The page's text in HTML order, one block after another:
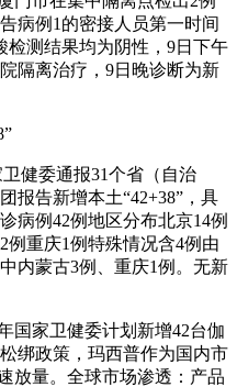
病例1的密接人员第一时间
检测结果均为阴性，9日下午
隔离治疗，9日晚诊断为新
健委通报31个省（自治
报告新增本土“42+38”，具
病例42例地区分布北京14例
例重庆1例特殊情况含4例由
内蒙古3例、重庆1例。无新
国家卫健委计划新增42台伽
绑政策，玛西普作为国内市
放量。全球市场渗透：产品